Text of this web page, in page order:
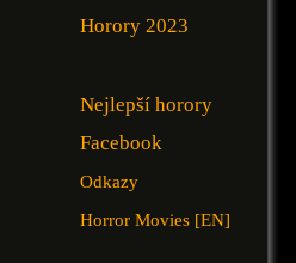
Horory 2023
Nejlepší horory
Facebook
Odkazy
Horror Movies [EN]